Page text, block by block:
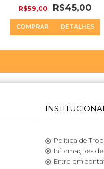
R$59,00 R$45,00
COMPRAR DETALHES
Política de
Informações
Entre em